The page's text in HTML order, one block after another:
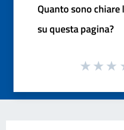
Quanto sono
su questa pagina?